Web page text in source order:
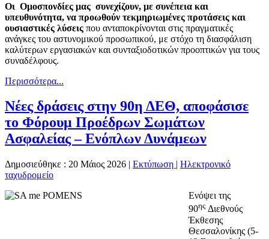
Οι Ομοσπονδίες μας συνεχίζουν, με συνέπεια και
υπευθυνότητα, να προωθούν τεκμηριωμένες προτάσεις και
ουσιαστικές λύσεις που ανταποκρίνονται στις πραγματικές
ανάγκες του αστυνομικού προσωπικού, με στόχο τη διασφάλιση
καλύτερων εργασιακών και συνταξιοδοτικών προοπτικών για τους
συναδέλφους.
Περισσότερα...
Νέες δράσεις στην 90η ΔΕΘ, αποφάσισε
το Φόρουμ Προέδρων Σωμάτων
Ασφαλείας – Ενόπλων Δυνάμεων
Δημοσιεύθηκε : 20 Μάιος 2026 | Εκτύπωση | Ηλεκτρονικό
ταχυδρομείο
Ενόψει της
90ης Διεθνούς
Έκθεσης
Θεσσαλονίκης (5-